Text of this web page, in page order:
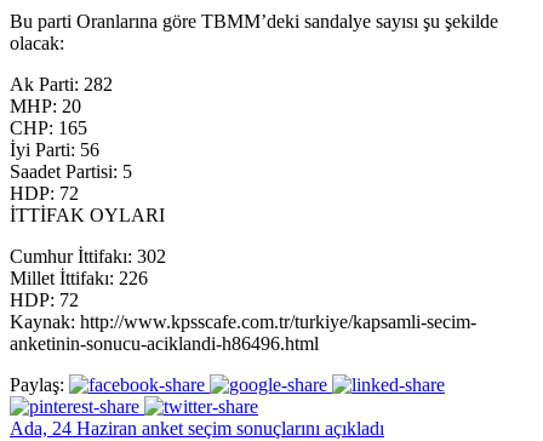
Bu parti Oranlarına göre TBMM’deki sandalye sayısı şu şekilde
olacak:
Ak Parti: 282
MHP: 20
CHP: 165
İyi Parti: 56
Saadet Partisi: 5
HDP: 72
İTTİFAK OYLARI
Cumhur İttifakı: 302
Millet İttifakı: 226
HDP: 72
Kaynak: http://www.kpsscafe.com.tr/turkiye/kapsamli-secim-
anketinin-sonucu-aciklandi-h86496.html
Paylaş:
Ada, 24 Haziran anket seçim sonuçlarını açıkladı